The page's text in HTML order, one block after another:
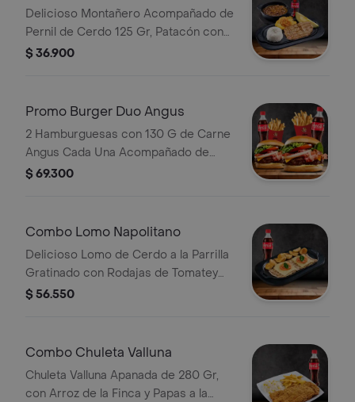
Delicioso Montañero Acompañado de
Pernil de Cerdo 125 Gr, Patacón con
Hogao, Arroz, Aguacate, con
$ 36.900
Promo Burger Duo Angus
2 Hamburguesas con 130 G de Carne
Angus Cada Una Acompañado de
Cebolla, Tomate, Lechuga, Queso
Eleccion
$ 69.300
Combo Lomo Napolitano
Delicioso Lomo de Cerdo a la Parrilla
Gratinado con Rodajas de Tomatey
Papa en Casco con Bebida.
$ 56.550
Combo Chuleta Valluna
Chuleta Valluna Apanada de 280 Gr,
con Arroz de la Finca y Papas a la